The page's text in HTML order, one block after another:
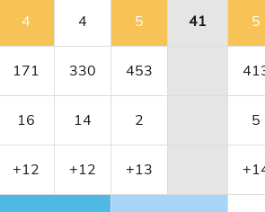
4 4 5 41 5
171 330 453
16 14 2 5
+12 +12 +13